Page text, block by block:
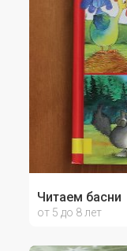
Читаем басни
от 5 до 8 лет